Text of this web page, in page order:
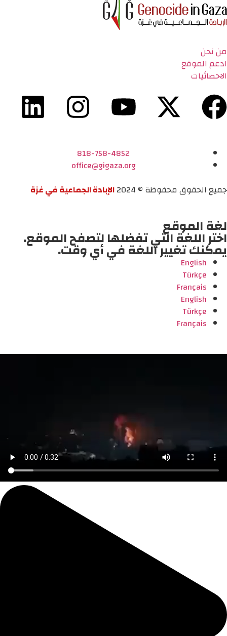
من نحن
ادعم الموقع
الاحصائيات
818-758-4852
office@gigaza.org
جميع الحقوق محفوظة © 2024
الإبادة الجماعية في غزة
لغة الموقع
اختر اللغة التي تفضلها لتصفح الموقع.
يمكنك تغيير اللغة في أي وقت.
English
Türkçe
Français
English
Türkçe
Français